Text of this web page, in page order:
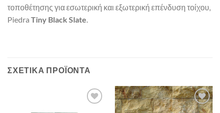
τοποθέτησης για εσωτερική και εξωτερική επένδυση τοίχου,
Piedra Tiny Black Slate
ΣΧΕΤΙΚΆ ΠΡΟΪΌΝΤΑ